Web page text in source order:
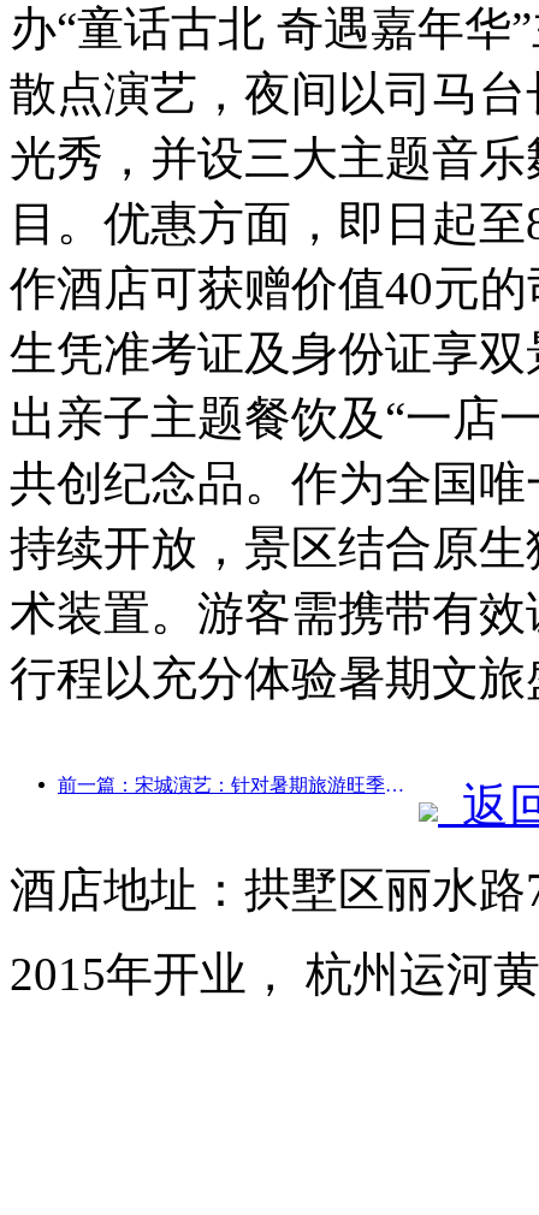
办“童话古北 奇遇嘉年华
散点演艺，夜间以司马
光秀，并设三大主题音
目。优惠方面，即日起
作酒店可获赠价值40元
生凭准考证及身份证享
出亲子主题餐饮及“一店
共创纪念品。作为全国
持续开放，景区结合原
术装置。游客需携带有
行程以充分体验暑期文旅
前一篇：宋城演艺：针对暑期旅游旺季将做好市场和活动内容双端准备
返
酒店地址：拱墅区丽水
2015年开业， 杭州运